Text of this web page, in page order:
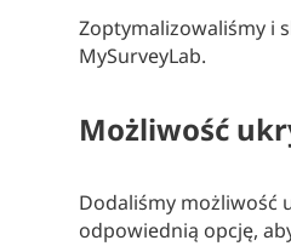
Zoptymalizowaliśmy i
MySurveyLab.
Możliwość
Dodaliśmy możliwość
odpowiednią opcję,